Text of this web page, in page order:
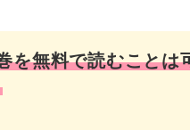
を無料で読むことは